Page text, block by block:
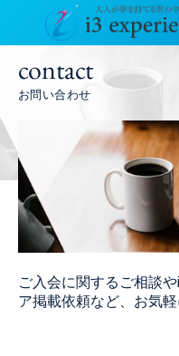
contact
お問い合わせ
ご入会に関するご相談
ア掲載依頼など、お気